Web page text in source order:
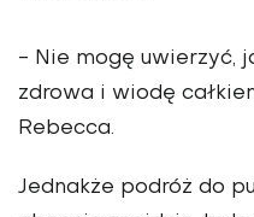
- Nie mogę uwierzyć,
zdrowa i wiodę
Rebecca.
Jednakże podróż do